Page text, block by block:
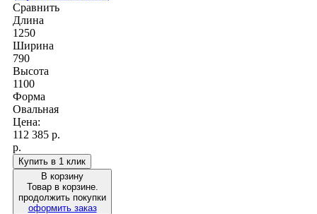
Сравнить
Длина
1250
Ширина
790
Высота
1100
Форма
Овальная
Цена:
112 385 р.
р.
Купить в 1 клик
В корзину
Товар в корзине.
продолжить покупки
оформить заказ